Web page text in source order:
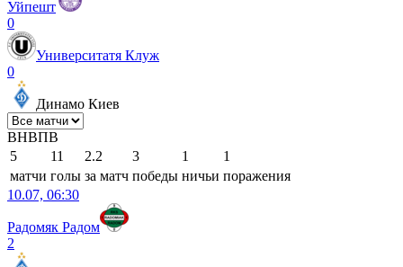
Уйпешт
0
Университатя Клуж
0
Динамо Киев
ВНВПВ
5
11 2.2 3 1
1
матчи голы за матч победы ничьи поражения
10.07, 06:30
Радомяк Радом
2